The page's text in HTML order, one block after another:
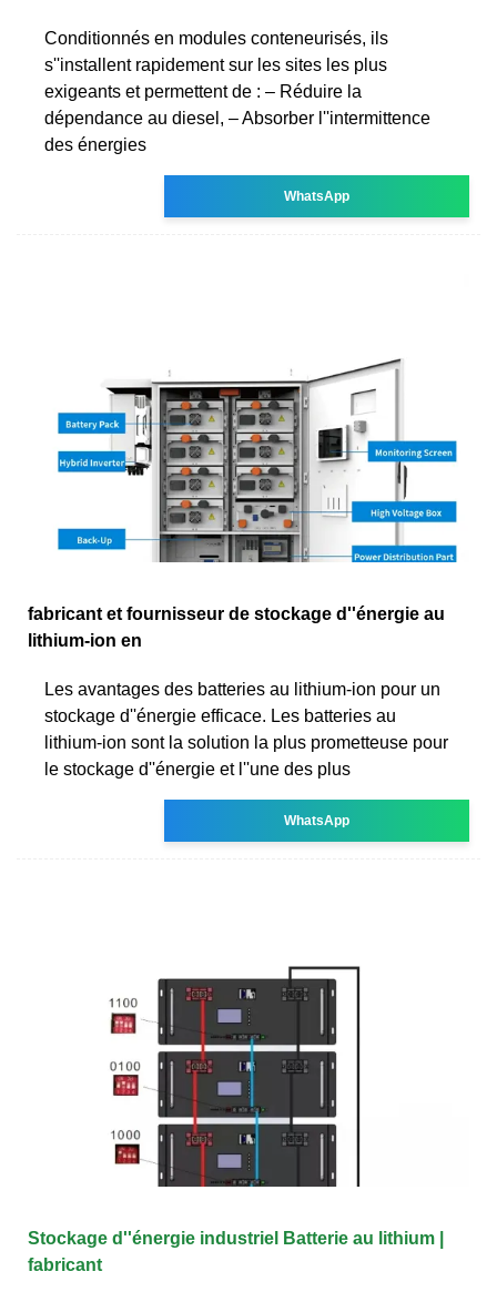
Conditionnés en modules conteneurisés, ils
s''installent rapidement sur les sites les plus
exigeants et permettent de : – Réduire la
dépendance au diesel, – Absorber l''intermittence
des énergies
WhatsApp
fabricant et fournisseur de stockage d''énergie au
lithium-ion en
Les avantages des batteries au lithium-ion pour un
stockage d''énergie efficace. Les batteries au
lithium-ion sont la solution la plus prometteuse pour
le stockage d''énergie et l''une des plus
WhatsApp
Stockage d''énergie industriel Batterie au lithium |
fabricant